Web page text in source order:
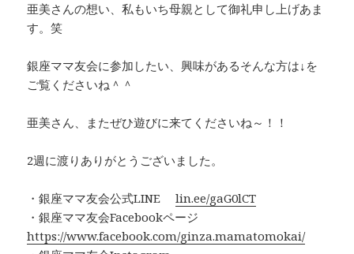
亜美さんの想い、私もいち母親として御礼申し上げあま
す。笑
銀座ママ友会に参加したい、興味があるそんな方は↓を
ご覧くださいね＾＾
亜美さん、またぜひ遊びに来てくださいね～！！
2週に渡りありがとうございました。
・銀座ママ友会公式LINElin.ee/gaG0lCT
・銀座ママ友会Facebookページ
https://www.facebook.com/ginza.mamatomokai/